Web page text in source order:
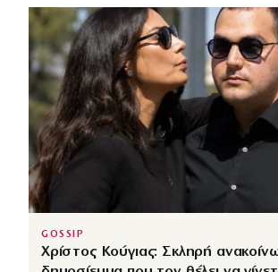
GOSSIP
Χρίστος Κούγιας: Σκληρή